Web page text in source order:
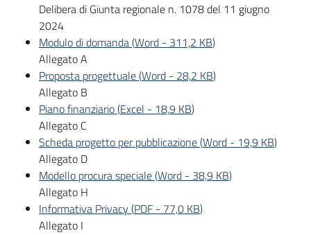
Bandi
Piani
Programmi
Progetti
Newsletter
Delibera di Giunta regionale n. 1078 del 11 giugno
2024
Modulo di domanda(Word - 311,2 KB)
Allegato A
Proposta progettuale(Word - 28,2 KB)
Allegato B
Piano finanziario(Excel - 18,9 KB)
Allegato C
Scheda progetto per pubblicazione(Word - 19,9 KB)
Allegato D
Modello procura speciale(Word - 38,9 KB)
Allegato H
Informativa Privacy (PDF - 77,0 KB)
Allegato I